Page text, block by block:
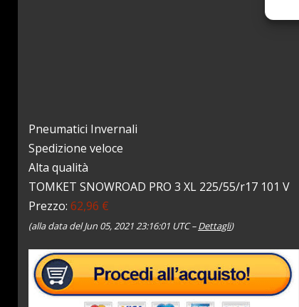
Pneumatici Invernali
Spedizione veloce
Alta qualità
TOMKET SNOWROAD PRO 3 XL 225/55/r17 101 V
Prezzo:62,96 €
(alla data del Jun 05, 2021 23:16:01 UTC –Dettagli)